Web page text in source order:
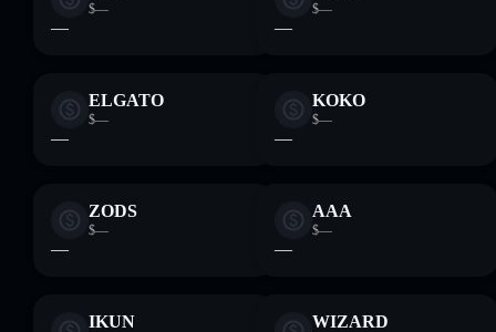
$—
—
$—
—
ELGATO
$—
—
KOKO
$—
—
ZODS
$—
—
AAA
$—
—
IKUN WIZARD